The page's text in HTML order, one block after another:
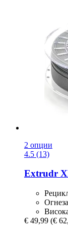
2 опции
4.5 (13)
Extrudr
€ 49,99 (€